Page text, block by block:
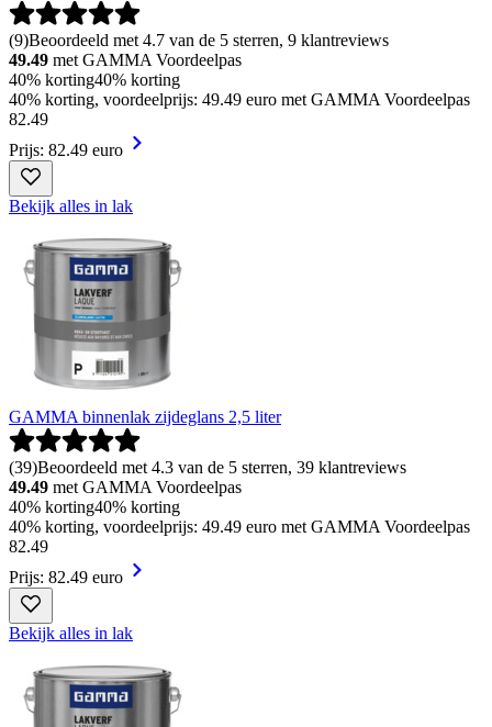
(9)Beoordeeld met 4.7 van de 5 sterren, 9 klantreviews
49.49 met GAMMA Voordeelpas
40% korting40% korting
40% korting, voordeelprijs: 49.49 euro met GAMMA Voordeelpas
82.49
Prijs: 82.49 euro
Bekijk alles in lak
GAMMA binnenlak zijdeglans 2,5 liter
(39)Beoordeeld met 4.3 van de 5 sterren, 39 klantreviews
49.49 met GAMMA Voordeelpas
40% korting40% korting
40% korting, voordeelprijs: 49.49 euro met GAMMA Voordeelpas
82.49
Prijs: 82.49 euro
Bekijk alles in lak